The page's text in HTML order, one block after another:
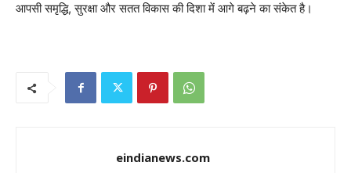
आपसी समृद्धि, सुरक्षा और सतत विकास की दिशा में आगे बढ़ने का संकेत है।
eindianews.com